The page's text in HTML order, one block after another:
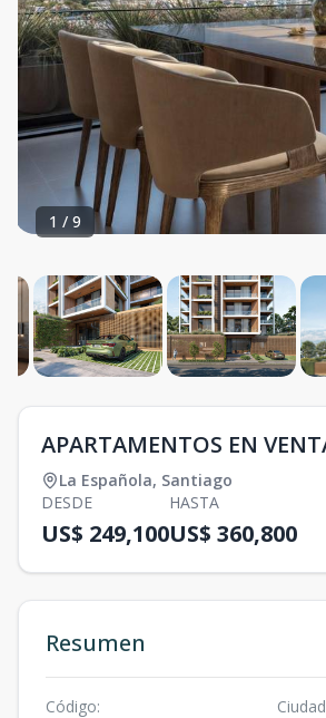
1 / 9
APARTAMENTOS EN
La Española, Santiago
DESDE
US$ 249,100
HASTA
US$ 360,800
Resumen
Código: Ciudad